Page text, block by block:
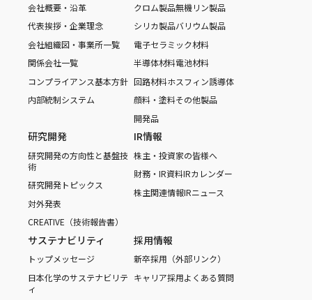
会社概要・沿革
代表挨拶・企業理念
会社組織図・事業所一覧
関係会社一覧
コンプライアンス基本方針
内部統制システム
クロム製品無機リン製品
シリカ製品バリウム製品
電子セラミック材料
半導体材料電池材料
回路材料ホスフィン誘導体
顔料・塗料その他製品
開発品
研究開発
研究開発の方向性と基盤技
術
研究開発トピックス
対外発表
CREATIVE（技術報告書）
IR情報
株主・投資家の皆様へ
財務・IR資料IRカレンダー
株主関連情報IRニュース
サステナビリティ
トップメッセージ
日本化学のサステナビリテ
ィ
採用情報
新卒採用（外部リンク）
キャリア採用よくある質問